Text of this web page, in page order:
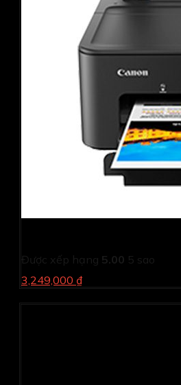
Được xếp hạng 5.00 5 sao
3,249,000 ₫